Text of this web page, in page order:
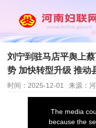
刘宁到驻马店平舆上
势 加快转型升级 推动
时间：2025-12-01 来源：